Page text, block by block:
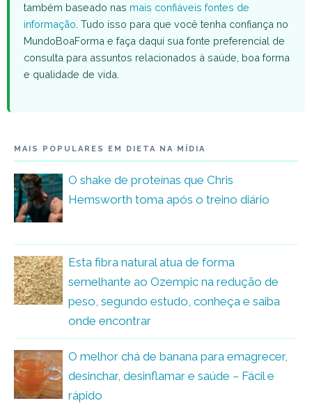
também baseado nas mais confiáveis fontes de
informação . Tudo isso para que você tenha confiança no
MundoBoaForma e faça daqui sua fonte preferencial de
consulta para assuntos relacionados à saúde, boa forma
e qualidade de vida.
MAIS POPULARES EM DIETA NA MÍDIA
O shake de proteínas que Chris
Hemsworth toma após o treino diário
Esta fibra natural atua de forma
semelhante ao Ozempic na redução de
peso, segundo estudo, conheça e saiba
onde encontrar
O melhor chá de banana para emagrecer,
desinchar, desinflamar e saúde – Fácil e
rápido